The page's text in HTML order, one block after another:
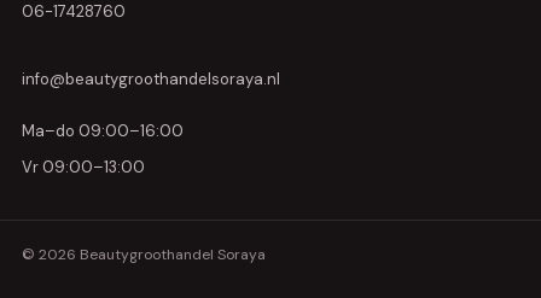
06-17428760
info@beautygroothandelsoraya.nl
Ma–do 09:00–16:00
Vr 09:00–13:00
© 2026 Beautygroothandel Soraya